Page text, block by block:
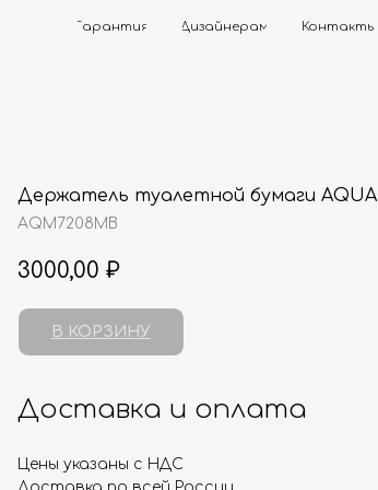
Контакты
Дизайнерам
Держатель туалетной бумаги
AQM7208MB
3000,00 ₽
В КОРЗИНУ
Доставка и оплата
Цены указаны с НДС